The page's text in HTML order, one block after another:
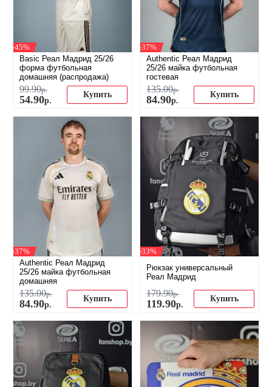
-45%
Basic Реал Мадрид 25/26
форма футбольная
домашняя (распродажа)
99.90р.
54.90р.
Купить
-37%
Authentic Реал Мадрид
25/26 майка футбольная
гостевая
135.00р.
84.90р.
Купить
-37%
Authentic Реал Мадрид
25/26 майка футбольная
домашняя
135.00р.
84.90р.
Купить
-33%
Рюкзак универсальный
Реал Мадрид
179.90р.
119.90р.
Купить